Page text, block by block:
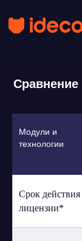
Сравнение
Модули и
технологии
Срок действия
лицензии*